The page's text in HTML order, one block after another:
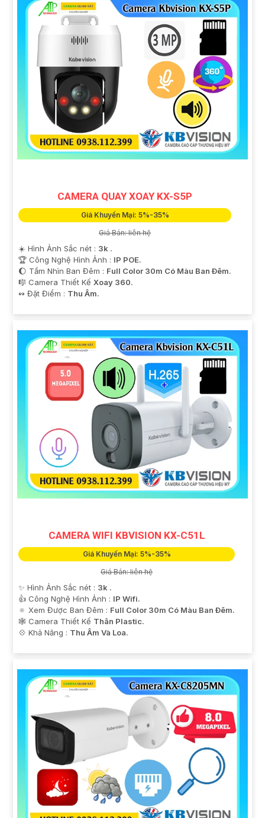
CAMERA QUAY XOAY KX-S5P
Giá Khuyến Mại: 5%-35%
Giá Bán: liên hệ
☀️ Hình Ảnh Sắc nét : 3k .
🏆 Công Nghệ Hình Ảnh : IP POE.
🌔 Tầm Nhìn Ban Đêm : Full Color 30m Có Màu Ban Ðêm.
🎼️ Camera Thiết Kế Xoay 360.
️↭ Đặt Điểm : Thu Âm.
CAMERA WIFI KBVISION KX-C51L
Giá Khuyến Mại: 5%-35%
Giá Bán: liên hệ
✨ Hình Ảnh Sắc nét : 3k .
👍 Công Nghệ Hình Ảnh : IP Wifi.
🔅 Xem Được Ban Đêm : Full Color 30m Có Màu Ban Ðêm.
🕸️ Camera Thiết Kế Thân Plastic.
️💠 Khả Năng : Thu Âm Và Loa.